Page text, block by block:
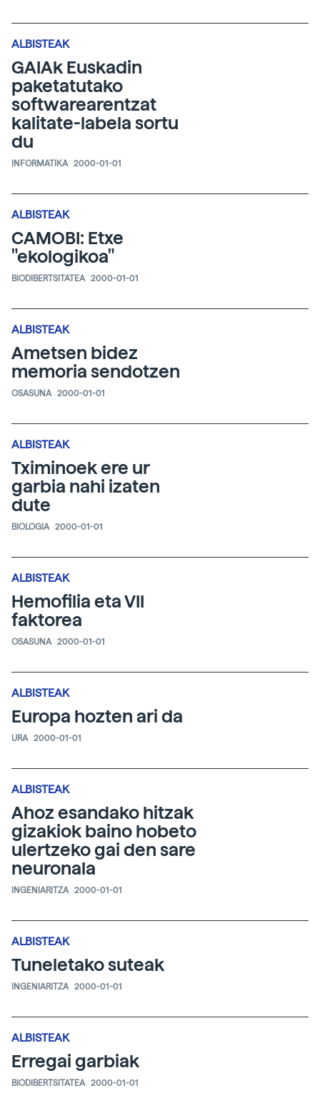
ALBISTEAK
GAIAk Euskadin
paketatutako
softwarearentzat
kalitate-labela sortu
du
INFORMATIKA 2000-01-01
ALBISTEAK
CAMOBI: Etxe
"ekologikoa"
BIODIBERTSITATEA 2000-01-01
ALBISTEAK
Ametsen bidez
memoria sendotzen
OSASUNA 2000-01-01
ALBISTEAK
Tximinoek ere ur
garbia nahi izaten
dute
BIOLOGIA 2000-01-01
ALBISTEAK
Hemofilia eta VII
faktorea
OSASUNA 2000-01-01
ALBISTEAK
Europa hozten ari da
URA 2000-01-01
ALBISTEAK
Ahoz esandako hitzak
gizakiok baino hobeto
ulertzeko gai den sare
neuronala
INGENIARITZA 2000-01-01
ALBISTEAK
Tuneletako suteak
INGENIARITZA 2000-01-01
ALBISTEAK
Erregai garbiak
BIODIBERTSITATEA 2000-01-01